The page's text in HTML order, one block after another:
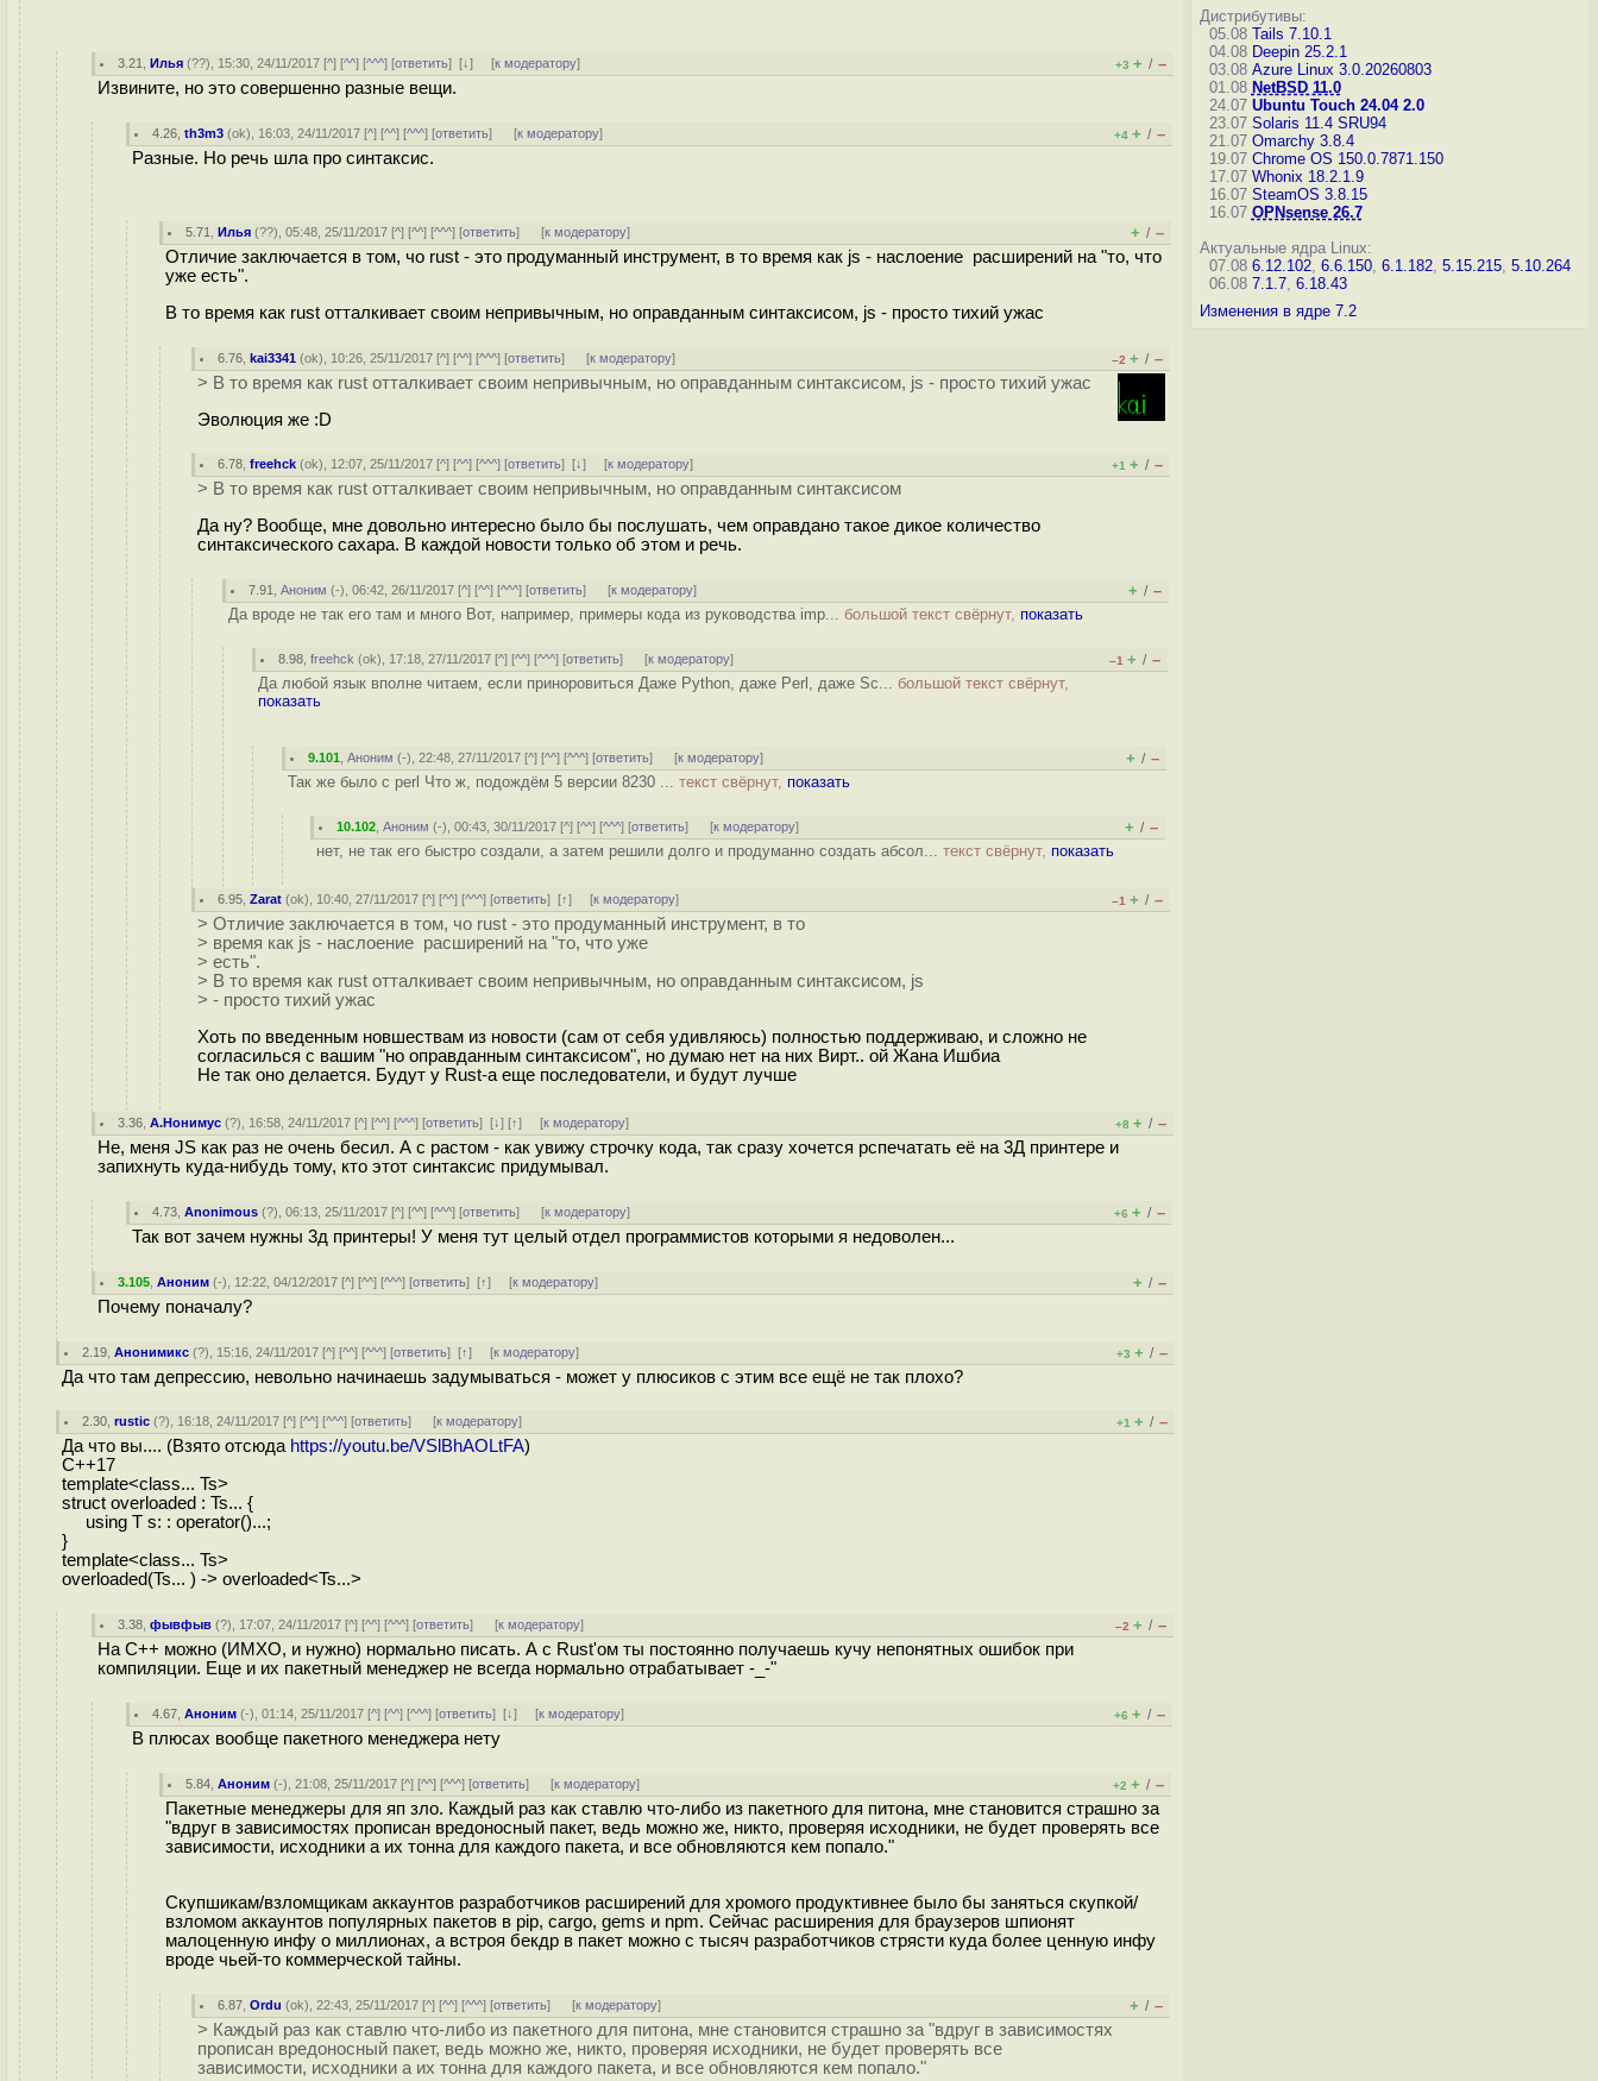
3.21 ,Илья (??), 15:30, 24/11/2017 [^] [^^] [^^^] [ответить][↓] [к модератору] +3 + / –
Извините, но это совершенно разные вещи.
4.26 ,th3m3 (ok), 16:03, 24/11/2017 [^] [^^] [^^^] [ответить] [к модератору] +4 + / –
Разные. Но речь шла про синтаксис.
5.71 ,Илья (??), 05:48, 25/11/2017 [^] [^^] [^^^] [ответить] [к модератору] + / –
Отличие заключается в том, чо rust - это продуманный инструмент, в то время как js - наслоение расширений на "то, что
уже есть".
В то время как rust отталкивает своим непривычным, но оправданным синтаксисом, js - просто тихий ужас
6.76 ,kai3341 (ok), 10:26, 25/11/2017 [^] [^^] [^^^] [ответить] [к модератору] –2 + / –
> В то время как rust отталкивает своим непривычным, но оправданным синтаксисом, js - просто тихий ужас
Эволюция же :D
6.78 ,freehck (ok), 12:07, 25/11/2017 [^] [^^] [^^^] [ответить][↓] [к модератору] +1 + / –
> В то время как rust отталкивает своим непривычным, но оправданным синтаксисом
Да ну? Вообще, мне довольно интересно было бы послушать, чем оправдано такое дикое количество
синтаксического сахара. В каждой новости только об этом и речь.
7.91 ,Аноним (-), 06:42, 26/11/2017 [^] [^^] [^^^] [ответить] [к модератору] + / –
Да вроде не так его там и много Вот, например, примеры кода из руководства imp... большой текст свёрнут, показать
8.98 ,freehck (ok), 17:18, 27/11/2017 [^] [^^] [^^^] [ответить] [к модератору] –1 + / –
Да любой язык вполне читаем, если приноровиться Даже Python, даже Perl, даже Sc... большой текст свёрнут,
показать
9.101 ,Аноним (-), 22:48, 27/11/2017 [^] [^^] [^^^] [ответить] [к модератору] + / –
Так же было с perl Что ж, подождём 5 версии 8230 ... текст свёрнут, показать
10.102 ,Аноним (-), 00:43, 30/11/2017 [^] [^^] [^^^] [ответить] [к модератору] + / –
нет, не так его быстро создали, а затем решили долго и продуманно создать абсол... текст свёрнут, показать
6.95 ,Zarat (ok), 10:40, 27/11/2017 [^] [^^] [^^^] [ответить][↑] [к модератору] –1 + / –
> Отличие заключается в том, чо rust - это продуманный инструмент, в то
> время как js - наслоение расширений на "то, что уже
> есть".
> В то время как rust отталкивает своим непривычным, но оправданным синтаксисом, js
> - просто тихий ужас
Хоть по введенным новшествам из новости (сам от себя удивляюсь) полностью поддерживаю, и сложно не
согласилься с вашим "но оправданным синтаксисом", но думаю нет на них Вирт.. ой Жана Ишбиа
Не так оно делается. Будут у Rust-a еще последователи, и будут лучше
3.36 ,А.Нонимус (?), 16:58, 24/11/2017 [^] [^^] [^^^] [ответить][↓] [↑] [к модератору] +8 + / –
Не, меня JS как раз не очень бесил. А с растом - как увижу строчку кода, так сразу хочется рспечатать её на 3Д принтере и
запихнуть куда-нибудь тому, кто этот синтаксис придумывал.
4.73 ,Anonimous (?), 06:13, 25/11/2017 [^] [^^] [^^^] [ответить] [к модератору] +6 + / –
Так вот зачем нужны 3д принтеры! У меня тут целый отдел программистов которыми я недоволен...
3.105 ,Аноним (-), 12:22, 04/12/2017 [^] [^^] [^^^] [ответить][↑] [к модератору] + / –
Почему поначалу?
2.19 ,Анонимикс (?), 15:16, 24/11/2017 [^] [^^] [^^^] [ответить][↑] [к модератору] +3 + / –
Да что там депрессию, невольно начинаешь задумываться - может у плюсиков с этим все ещё не так плохо?
2.30 ,rustic (?), 16:18, 24/11/2017 [^] [^^] [^^^] [ответить] [к модератору] +1 + / –
Да что вы.... (Взято отсюда https://youtu.be/VSlBhAOLtFA)
C++17
template<class... Ts>
struct overloaded : Ts... {
using T s: : operator()...;
}
template<class... Ts>
overloaded(Ts... ) -> overloaded<Ts...>
3.38 ,фывфыв (?), 17:07, 24/11/2017 [^] [^^] [^^^] [ответить] [к модератору] –2 + / –
На C++ можно (ИМХО, и нужно) нормально писать. А с Rust'ом ты постоянно получаешь кучу непонятных ошибок при
компиляции. Еще и их пакетный менеджер не всегда нормально отрабатывает -_-"
4.67 ,Аноним (-), 01:14, 25/11/2017 [^] [^^] [^^^] [ответить][↓] [к модератору] +6 + / –
В плюсах вообще пакетного менеджера нету
5.84 ,Аноним (-), 21:08, 25/11/2017 [^] [^^] [^^^] [ответить] [к модератору] +2 + / –
Пакетные менеджеры для яп зло. Каждый раз как ставлю что-либо из пакетного для питона, мне становится страшно за
"вдруг в зависимостях прописан вредоносный пакет, ведь можно же, никто, проверяя исходники, не будет проверять все
зависимости, исходники а их тонна для каждого пакета, и все обновляются кем попало."
Скупшикам/взломщикам аккаунтов разработчиков расширений для хромого продуктивнее было бы заняться скупкой/
взломом аккаунтов популярных пакетов в pip, cargo, gems и npm. Сейчас расширения для браузеров шпионят
малоценную инфу о миллионах, а встроя бекдр в пакет можно с тысяч разработчиков стрясти куда более ценную инфу
вроде чьей-то коммерческой тайны.
6.87 ,Ordu (ok), 22:43, 25/11/2017 [^] [^^] [^^^] [ответить] [к модератору] + / –
> Каждый раз как ставлю что-либо из пакетного для питона, мне становится страшно за "вдруг в зависимостях
прописан вредоносный пакет, ведь можно же, никто, проверяя исходники, не будет проверять все
зависимости, исходники а их тонна для каждого пакета, и все обновляются кем попало."
Дистрибутивы:
05.08 Tails 7.10.1
04.08 Deepin 25.2.1
03.08 Azure Linux 3.0.20260803
01.08 NetBSD 11.0
24.07 Ubuntu Touch 24.04 2.0
23.07 Solaris 11.4 SRU94
21.07 Omarchy 3.8.4
19.07 Chrome OS 150.0.7871.150
17.07 Whonix 18.2.1.9
16.07 SteamOS 3.8.15
16.07 OPNsense 26.7
Актуальные ядра Linux:
07.08 6.12.102, 6.6.150, 6.1.182, 5.15.215, 5.10.264
06.08 7.1.7, 6.18.43
Изменения в ядре 7.2